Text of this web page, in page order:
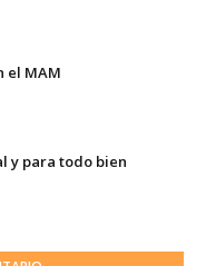
el MAM
y para todo bien